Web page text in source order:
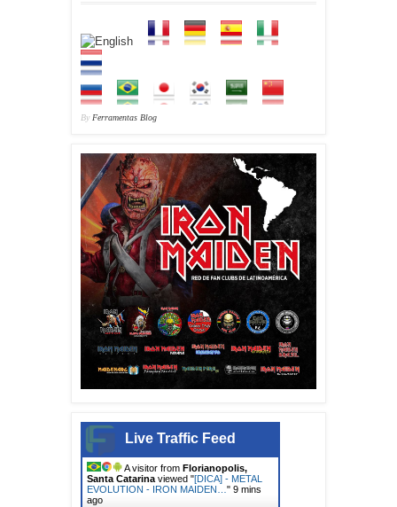
By Ferramentas Blog
Live Traffic Feed
A visitor from Florianopolis,
Santa Catarina viewed "[DICA] - METAL
EVOLUTION - IRON MAIDEN… " 9 mins
ago